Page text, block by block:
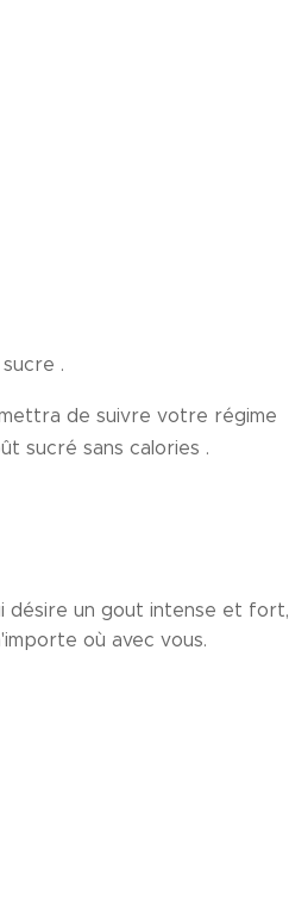
.
de suivre votre régime
sucré sans calories .
désire un gout intense et fort,
où avec vous.